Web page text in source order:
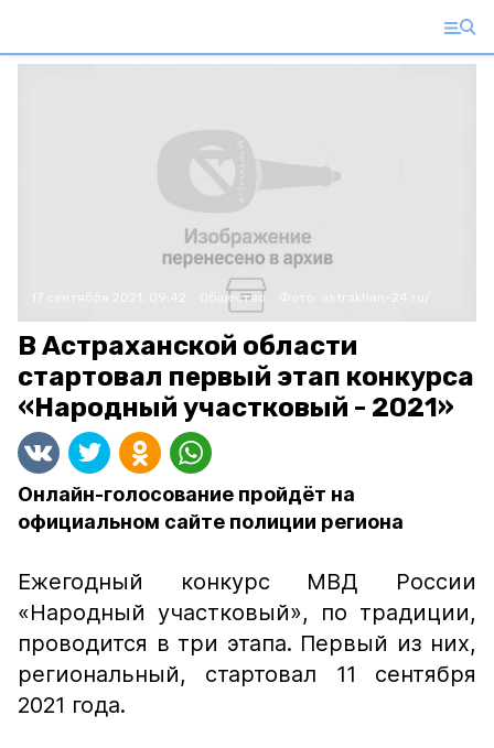
Общество
В Астраханской области
стартовал первый этап конкурса
«Народный участковый - 2021»
Онлайн-голосование пройдёт на
официальном сайте полиции региона
Ежегодный конкурс МВД России
«Народный участковый», по традиции,
проводится в три этапа. Первый из них,
региональный, стартовал 11 сентября
2021 года.